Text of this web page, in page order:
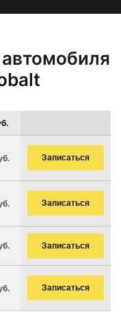
Записаться
Записаться
Записаться
Записаться